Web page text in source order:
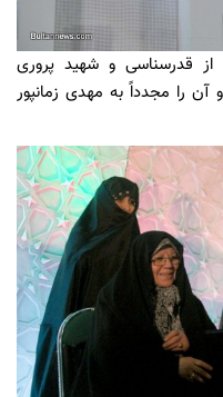
قدرسناسی و شهید پروری
آن را مجدداً به مهدی زمانپور